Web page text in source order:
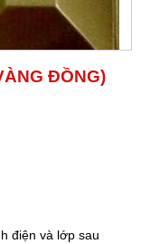
ĐỒNG)
điện và lớp sau